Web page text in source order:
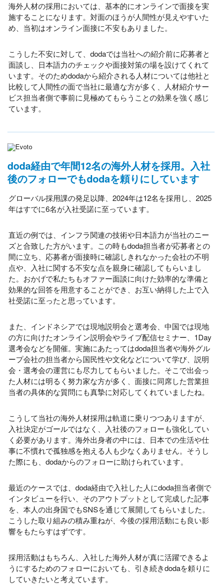
海外人材の採用においては、基本的にオンラインで面接を実
施することになります。対面のほうが人間性が見えやすいた
め、当初はオンライン面接に不安もありました。
こうした不安に対して、dodaでは当社への紹介前に応募者と
面談し、日本語力のチェックや面接対策の場を設けてくれて
います。そのためdodaから紹介される人材については他社と
比較して人間性の面で当社に最適な方が多く、人材紹介サー
ビス担当者側で事前に見極めてもらうことの効果を強く感じ
ています。
doda経由で年間12名の海外人材を採用。入社
後のフォローでもdodaを頼りにしています
グローバル採用課の発足以降、2024年は12名を採用し、2025
年はすでに6名が入社受諾に至っています。
直近の例では、インフラ関連の技術や日本語力が当社のニー
ズと合致した方がいます。この時もdoda担当者が応募者との
間に立ち、応募者が面接時に確認しきれなかった会社の不明
点や、入社に関する不安な点を親身に確認してもらいまし
た。おかげで私たちもオファー面談に向けた効率的な準備と
効果的な回答を用意することができ、お互い納得した上で入
社受諾に至ったと思っています。
また、インドネシアでは現地説明会と選考会、中国では現地
の方に向けたオンライン説明会やライブ配信セミナー、1Day
選考会などを開催。実施にあたってはdoda担当者や海外グル
ープ会社の担当者から国民性や文化などについて学び、説明
会・選考会の運営にも尽力してもらいました。そこで出会っ
た人材には明るく努力家な方が多く、面接に同席した営業担
当者の具体的な質問にも真摯に対応してくれていましたね。
こうして当社の海外人材採用は軌道に乗りつつありますが、
入社決定がゴールではなく、入社後のフォローも強化してい
く必要があります。海外出身者の中には、日本での生活や仕
事に不慣れで孤独感を抱える人も少なくありません。そうし
た際にも、dodaからのフォローに助けられています。
最近のケースでは、doda経由で入社した人にdoda担当者側で
インタビューを行い、そのアウトプットとして完成した記事
を、本人の出身国でもSNSを通じて展開してもらいました。
こうした取り組みの積み重ねが、今後の採用活動にも良い影
響をもたらすはずです。
採用活動はもちろん、入社した海外人材が真に活躍できるよ
うにするためのフォローにおいても、引き続きdodaを頼りに
していきたいと考えています。